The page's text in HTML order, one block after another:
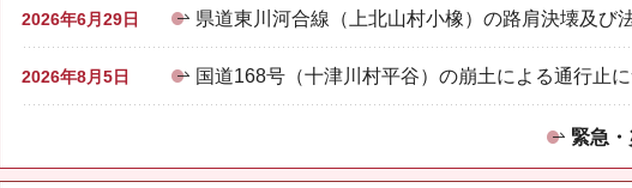
2026年6月29日 県道東川河合線（上北山村小橡）の路肩決壊及び
2026年8月5日 国道168号（十津川村平谷）の崩土による通行止
緊急